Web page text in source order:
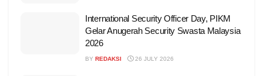
International Security Officer Day, PIKM
Gelar Anugerah Security Swasta Malaysia
2026
BY REDAKSI 26 JULY 2026